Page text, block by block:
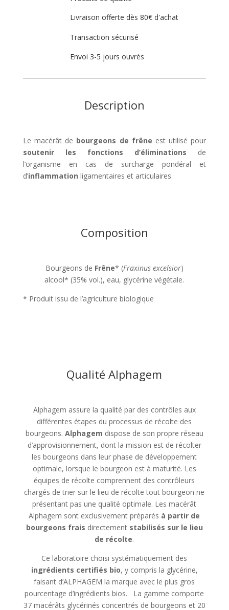
Livraison offerte dès 80€ d'achat
Transaction sécurisé
Envoi 3-5 jours ouvrés
Description
Le macérât de bourgeons de frêne est utilisé pour
soutenir les fonctions d’éliminations de
l’organisme en cas de surcharge pondéral et
d’inflammation ligamentaires et articulaires.
Composition
Bourgeons de Frêne* (Fraxinus excelsior)
alcool* (35% vol.), eau, glycérine végétale.
* Produit issu de l’agriculture biologique
Qualité Alphagem
Alphagem assure la qualité par des contrôles aux
différentes étapes du processus de récolte des
bourgeons. Alphagem dispose de son propre réseau
d’approvisionnement, dont la mission est de récolter
les bourgeons dans leur phase de développement
optimale, lorsque le bourgeon est à maturité. Les
équipes de récolte comprennent des contrôleurs
chargés de trier sur le lieu de récolte tout bourgeon ne
présentant pas une qualité optimale. Les macérât
Alphagem sont exclusivement préparés à partir de
bourgeons frais directement stabilisés sur le lieu
de récolte.
Ce laboratoire choisi systématiquement des
ingrédients certifiés bio, y compris la glycérine,
faisant d’ALPHAGEM la marque avec le plus gros
pourcentage d’ingrédients bios. La gamme comporte
37 macérâts glycérinés concentrés de bourgeons et 20